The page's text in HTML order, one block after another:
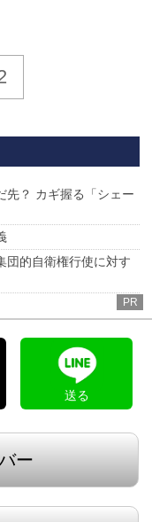
先？ カギ握る「シェー
団的自衛権行使に対す
PR
送る
ー